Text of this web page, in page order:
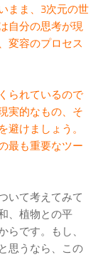
まま、3次元の世
自分の思考が現
変容のプロセス
られているので
実的なもの、そ
避けましょう。
最も重要なツー
いて考えてみて
、植物との平
らです。もし、
思うなら、この